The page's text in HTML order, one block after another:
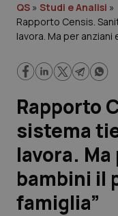
Governo e
Regioni e Asl
Lavoro e
Scienza e
Studi e Analisi
Lettere al direttore
QS » Studi e Analisi »
Rapporto Censis.
lavora. Ma per anziani
Rapporto
sistema
lavora.
bambini il
famiglia”